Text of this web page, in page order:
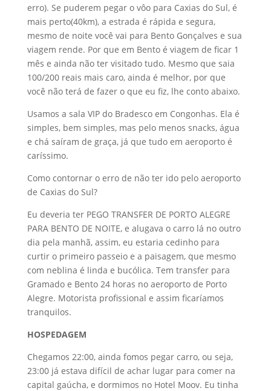
erro). Se puderem pegar o vôo para Caxias do Sul, é
mais perto(40km), a estrada é rápida e segura,
mesmo de noite você vai para Bento Gonçalves e sua
viagem rende. Por que em Bento é viagem de ficar 1
mês e ainda não ter visitado tudo. Mesmo que saia
100/200 reais mais caro, ainda é melhor, por que
você não terá de fazer o que eu fiz, lhe conto abaixo.
Usamos a sala VIP do Bradesco em Congonhas. Ela é
simples, bem simples, mas pelo menos snacks, água
e chá saíram de graça, já que tudo em aeroporto é
caríssimo.
Como contornar o erro de não ter ido pelo aeroporto
de Caxias do Sul?
Eu deveria ter PEGO TRANSFER DE PORTO ALEGRE
PARA BENTO DE NOITE, e alugava o carro lá no outro
dia pela manhã, assim, eu estaria cedinho para
curtir o primeiro passeio e a paisagem, que mesmo
com neblina é linda e bucólica. Tem transfer para
Gramado e Bento 24 horas no aeroporto de Porto
Alegre. Motorista profissional e assim ficaríamos
tranquilos.
HOSPEDAGEM
Chegamos 22:00, ainda fomos pegar carro, ou seja,
23:00 já estava difícil de achar lugar para comer na
capital gaúcha, e dormimos no Hotel Moov. Eu tinha